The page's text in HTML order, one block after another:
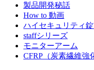
製品開発秘話
How to 動画
ハイセキュリティ
staffシリーズ
モニターアーム
CFRP（炭素繊維強